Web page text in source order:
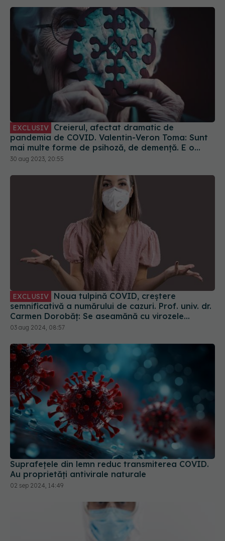
EXCLUSIV
pandemia de COVID. Valentin-Veron Toma: Sunt
mai multe forme de psihoză, de demență. E o
accelerare a unor fenomene care păreau să fie
30 aug 2023, 20:55
EXCLUSIV
semnificativă a numărului de cazuri. Prof. univ. dr.
Carmen Dorobăț: Se aseamănă cu virozele
respiratorii. Nu necesită tratament simptomatic
03 aug 2024, 08:57
Suprafețele din lemn reduc transmiterea COVID.
Au proprietăți antivirale naturale
02 sep 2024, 14:49